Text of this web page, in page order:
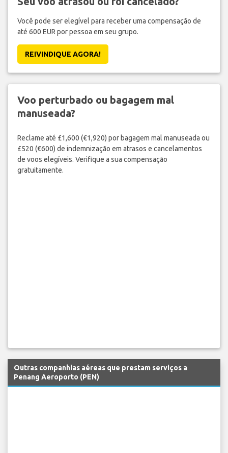
Seu voo atrasou ou foi cancelado?
Você pode ser elegível para receber uma compensação de
até 600 EUR por pessoa em seu grupo.
REIVINDIQUE AGORA!
Voo perturbado ou bagagem mal
manuseada?